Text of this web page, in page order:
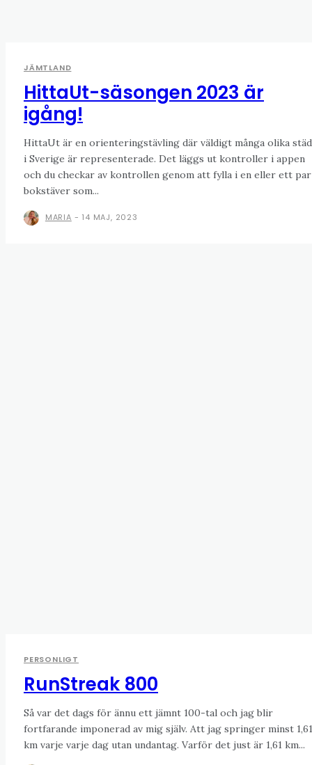
JÄMTLAND
HittaUt-säsongen 2023 är
igång!
HittaUt är en orienteringstävling där väldigt många olika
i Sverige är representerade. Det läggs ut kontroller i appen
och du checkar av kontrollen genom att fylla i en eller ett par
bokstäver som...
MARIA - 14 MAJ, 2023
PERSONLIGT
RunStreak 800
Så var det dags för ännu ett jämnt 100-tal och jag blir
fortfarande imponerad av mig själv. Att jag springer minst 1,61
km varje varje dag utan undantag. Varför det just är 1,61 km...